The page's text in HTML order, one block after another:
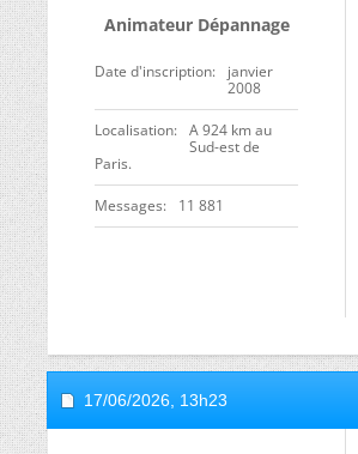
Animateur Dépannage
Date d'inscription
janvier
2008
Localisation
A 924 km au
Sud-est de
Paris.
Messages 11 881
17/06/2026, 13h23